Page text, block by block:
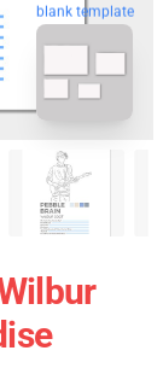
blank template